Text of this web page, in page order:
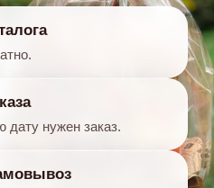
дату нужен заказ.